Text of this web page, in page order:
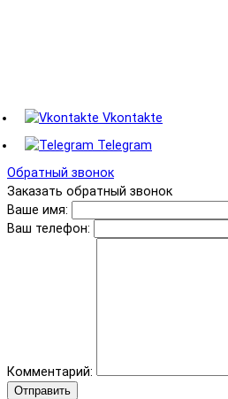
Vkontakte
Telegram
Обратный звонок
Заказать обратный звонок
Ваше имя:
Ваш телефон:
Комментарий:
Отправить